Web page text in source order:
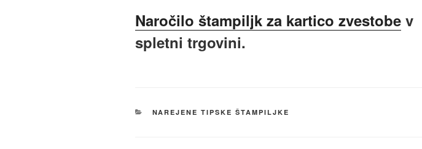
Naročilo štampiljk za kartico zvestobe v
spletni trgovini.
KATEGORIJE
NAREJENE TIPSKE ŠTAMPILJKE